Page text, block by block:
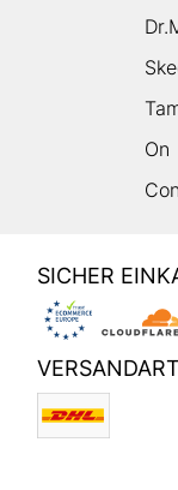
On
SICHER